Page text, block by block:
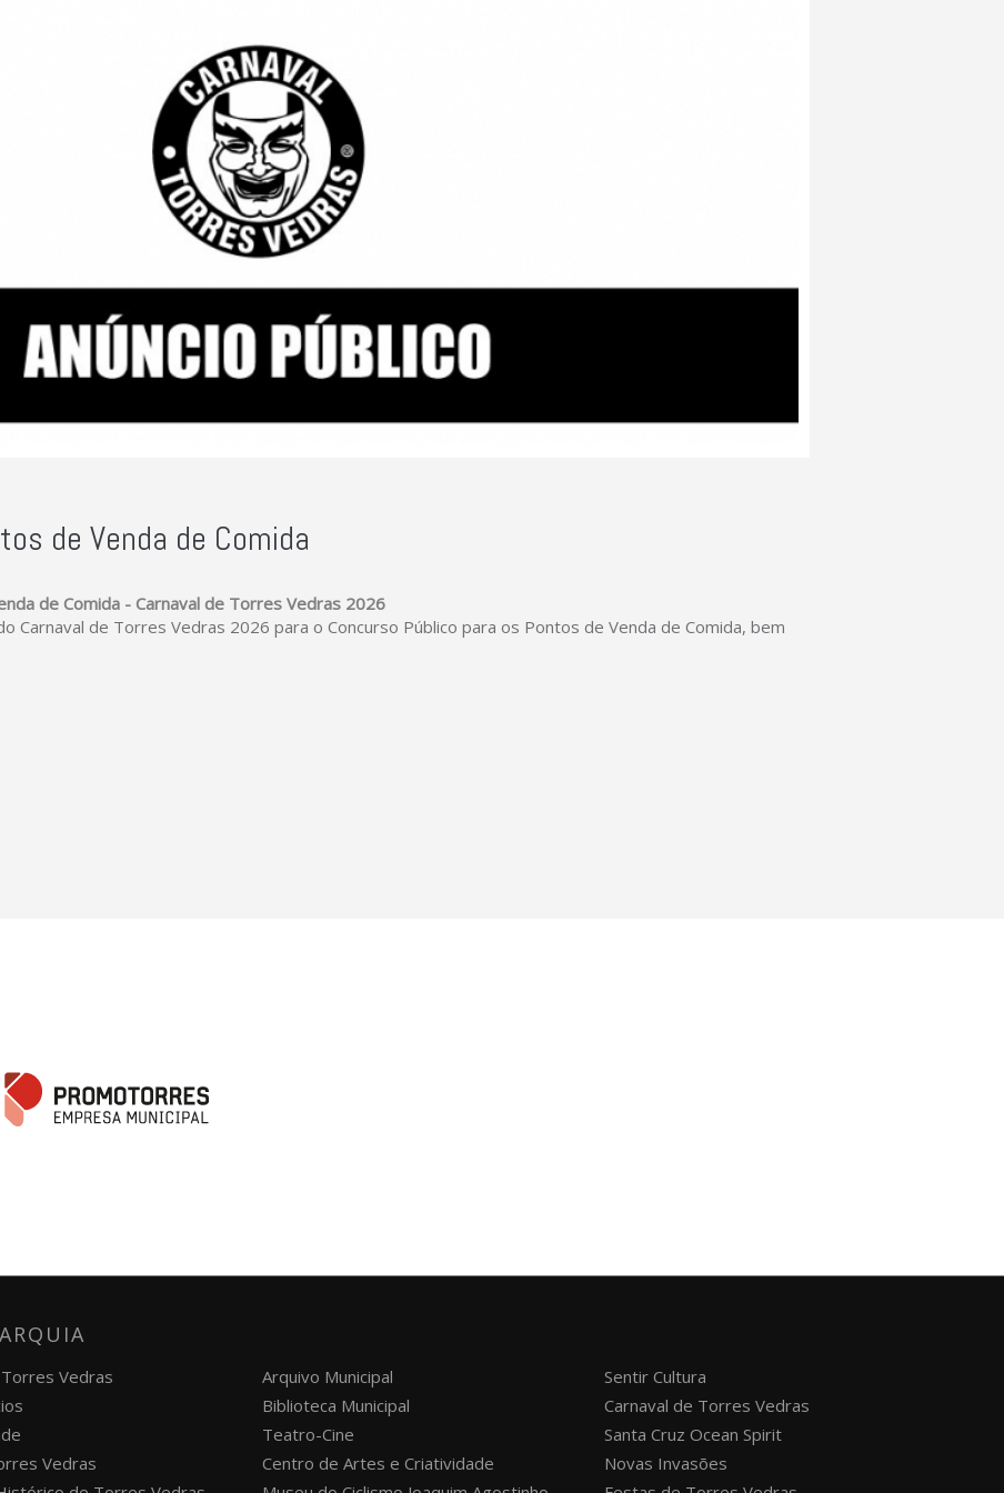
de Venda de Comida
de Comida - Carnaval de Torres Vedras 2026
Carnaval de Torres Vedras 2026 para o Concurso Público para os Pontos de Venda de Comida, bem
Vedras
Vedras
Arquivo Municipal
Biblioteca Municipal
Teatro-Cine
Centro de Artes e Criatividade
Sentir Cultura
Carnaval de Torres Vedras
Santa Cruz Ocean Spirit
Novas Invasões